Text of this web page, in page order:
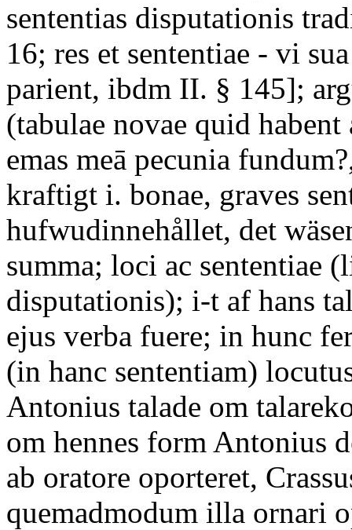
sententias disputationis
16; res et sententiae - vi
parient, ibdm II. § 145];
(tabulae novae quid
emas meā pecunia
kraftigt i. bonae, graves
hufwudinnehållet, det
summa; loci ac sententiae
disputationis); i-t af hans
ejus verba fuere; in hunc
(in hanc sententiam)
Antonius talade om
om hennes form Antonius
ab oratore oporteret,
quemadmodum illa ornari